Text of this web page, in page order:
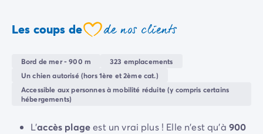
Camping Saint-Tropez
Camping Avignon
Camping Rhône-Alpes
Camping Ardèche
Camping Vallon-Pont-d'Arc
Camping Haute-Savoie
également aux vacanciers à la recherche de détente
grâce à sesemplacements ombragés
Vous aurez l'occasion de partager de
etrepasen famille. Glacier, snack et restaurant vous
régaleront après une journée à la mer ou à la piscine.
Les coups de
coeur de nos clients
Bord de mer - 900 m
323 emplacements
Un chien autorisé (hors 1ère et 2ème cat.)
Accessible aux personnes à mobilité réduite (y compris certains
hébergements)
L'accès plageest un vrai plus ! Elle n'est qu'à 900